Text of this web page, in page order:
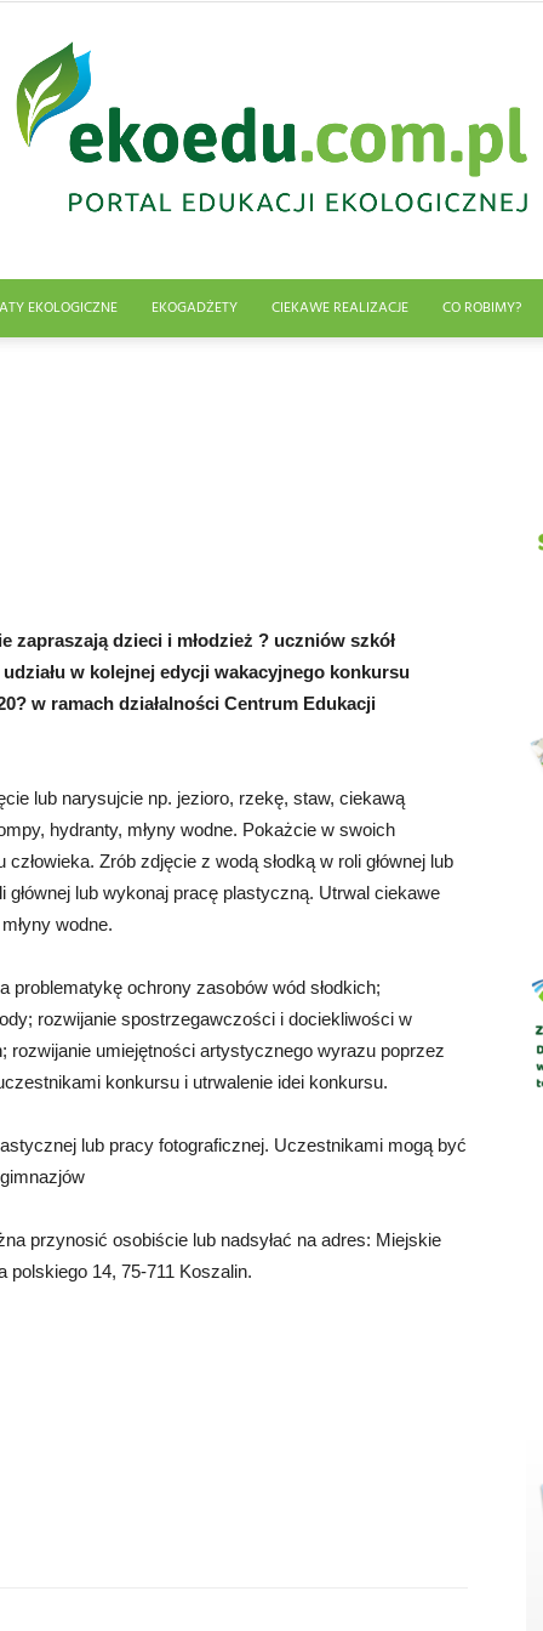
Abrys
EKOLOGICZNE EKOGADŻETY CIEKAWE REALIZACJE CO ROBIMY?
dzieci i młodzież ? uczniów szkół
w kolejnej edycji wakacyjnego konkursu
w ramach działalności Centrum Edukacji
lub narysujcie np. jezioro, rzekę, staw, ciekawą
hydranty, młyny wodne. Pokażcie w swoich
Zrób zdjęcie z wodą słodką w roli głównej lub
lub wykonaj pracę plastyczną. Utrwal ciekawe
wodne.
problematykę ochrony zasobów wód słodkich;
rozwijanie spostrzegawczości i dociekliwości w
umiejętności artystycznego wyrazu poprzez
konkursu i utrwalenie idei konkursu.
lub pracy fotograficznej. Uczestnikami mogą być
przynosić osobiście lub nadsyłać na adres: Miejskie
polskiego 14, 75-711 Koszalin.